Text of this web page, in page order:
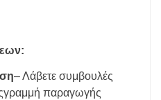
– Λάβετε συμβουλές
γραμμή παραγωγής